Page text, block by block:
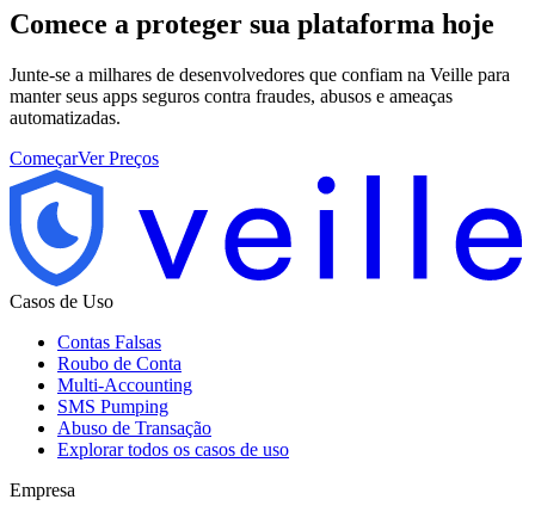
Comece a proteger sua plataforma hoje
Junte-se a milhares de desenvolvedores que confiam na Veille para
manter seus apps seguros contra fraudes, abusos e ameaças
automatizadas.
ComeçarVer Preços
Casos de Uso
Contas Falsas
Roubo de Conta
Multi-Accounting
SMS Pumping
Abuso de Transação
Explorar todos os casos de uso
Empresa